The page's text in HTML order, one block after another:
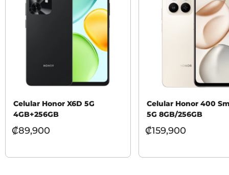
Celular Honor X6D 5G
4GB+256GB
₡89,900
Celular Honor 400
5G 8GB/256GB
₡159,900